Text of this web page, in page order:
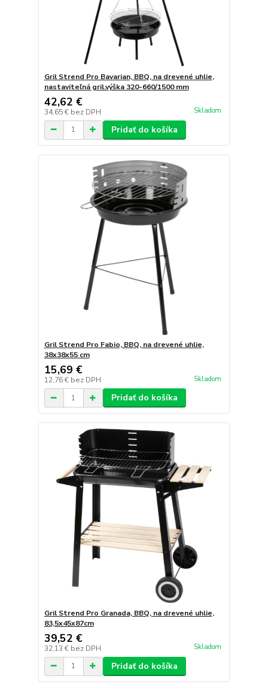
Gril Strend Pro Bavarian, BBQ, na drevené uhlie,
nastaviteľná gril.výška 320-660/1500 mm
42,62 €
34,65 € bez DPH Skladom
Pridať do košíka
Gril Strend Pro Fabio, BBQ, na drevené uhlie,
38x38x55 cm
15,69 €
12,76 € bez DPH Skladom
Pridať do košíka
Gril Strend Pro Granada, BBQ, na drevené uhlie,
83,5x45x87cm
39,52 €
32,13 € bez DPH Skladom
Pridať do košíka